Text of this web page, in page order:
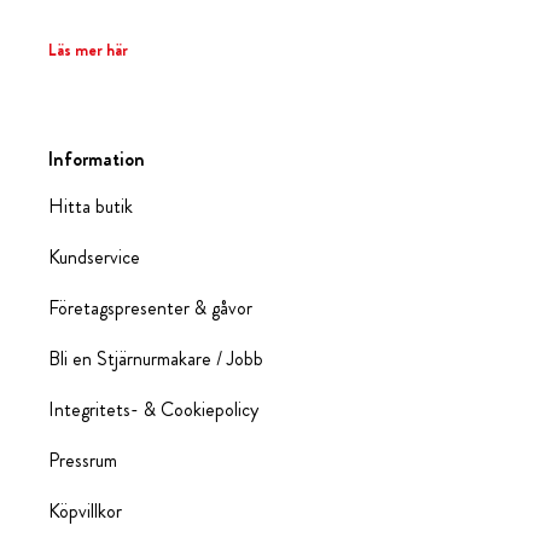
Läs mer här
Information
Hitta butik
Kundservice
Företagspresenter & gåvor
Bli en Stjärnurmakare / Jobb
Integritets- & Cookiepolicy
Pressrum
Köpvillkor